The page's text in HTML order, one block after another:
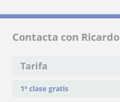
Contacta con Ricardo
Tarifa
1ª clase gratis